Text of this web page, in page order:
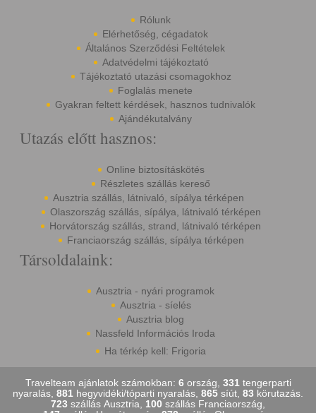
Rólunk
Elérhetőség, cégadatok
Általános Szerződési Feltételek
Adatvédelmi tájékoztató
Tájékoztató utazási csomagokhoz
Foglalás menete
Gyakran feltett kérdések, hasznos tudnivalók
Ajándékutalvány
Utazás előtt hasznos:
Online biztosításkötés
Részletes szállás kereső
Ausztria szállás, látnivaló, sípálya térképen
Olaszország szállás, sípálya, látnivaló térképen
Horvátország szállás, strand, látnivaló térképen
Franciaország szállás, sípálya térképen
Társoldalaink:
Ausztria - nyári programok
Ausztria - síelés
Ausztria blog
Nassfeld Információs Iroda
Ha térkép kell: Frigoria
Travelteam ajánlatok számokban: 6ország, 331tengerparti
nyaralás, 881 hegyvidéki/tóparti nyaralás, 865 síút, 83 körutazás.
723 szállás Ausztria, 100 szállás Franciaország,